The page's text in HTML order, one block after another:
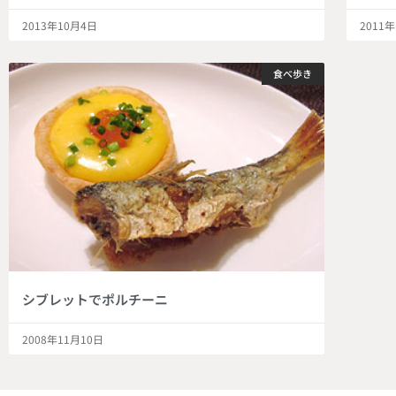
2013年10月4日 2011
食べ歩き
シブレットでポルチーニ
2008年11月10日